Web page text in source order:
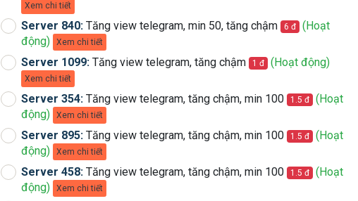
Xem chi tiết
Server 840: Tăng view telegram, min 50, tăng chậm 6 đ
(Hoạt
động)
Xem chi tiết
Server 1099: Tăng view telegram, tăng chậm 1 đ (Hoạt động)
Xem chi tiết
Server 354: Tăng view telegram, tăng chậm, min 100 1.5 đ
(Hoạt
động)
Xem chi tiết
Server 895: Tăng view telegram, tăng chậm, min 100 1.5 đ
(Hoạt
động)
Xem chi tiết
Server 458: Tăng view telegram, tăng chậm, min 100 1.5 đ
(Hoạt
động)
Xem chi tiết